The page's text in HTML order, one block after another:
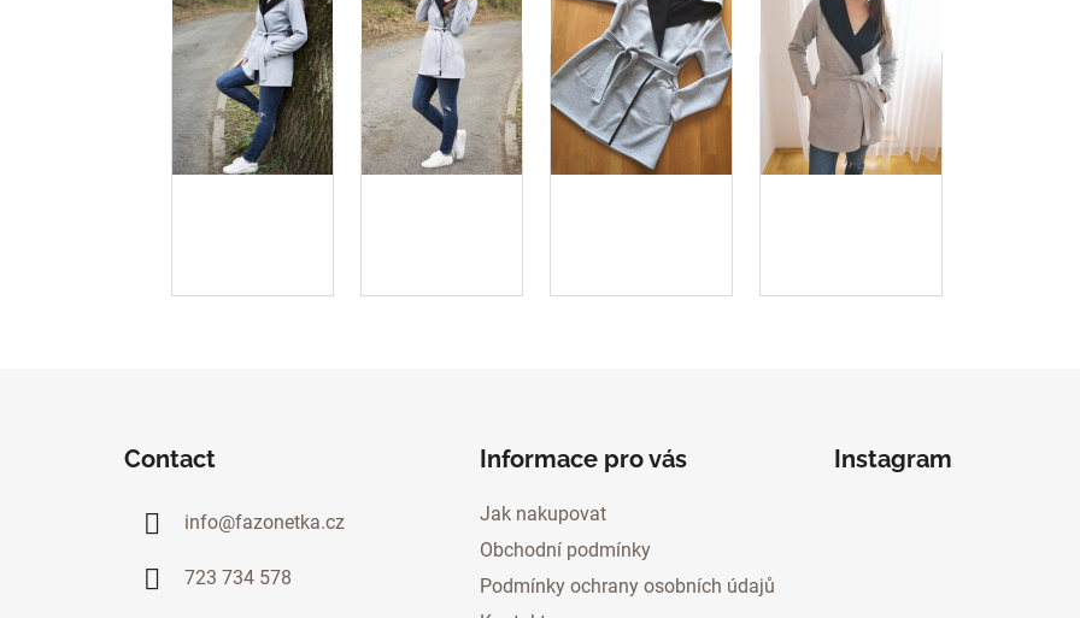
Contact
info@fazonetka.cz
723 734 578
Informace pro vás
Jak nakupovat
Obchodní podmínky
Podmínky ochrany osobních údajů
Instagram